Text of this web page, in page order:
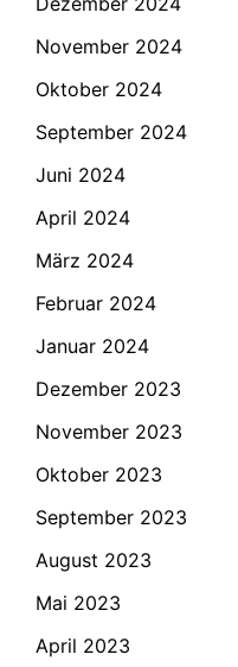
November 2024
Oktober 2024
September 2024
Juni 2024
April 2024
März 2024
Februar 2024
Januar 2024
Dezember 2023
November 2023
Oktober 2023
September 2023
August 2023
Mai 2023
April 2023